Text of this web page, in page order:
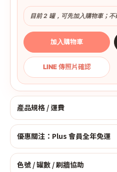
目前 2 罐，可先加入購物車；不
加入購物車
LINE 傳照片確認
產品規格 / 運費
優惠關注：Plus 會員全年免運
色號 / 罐數 / 刷牆協助